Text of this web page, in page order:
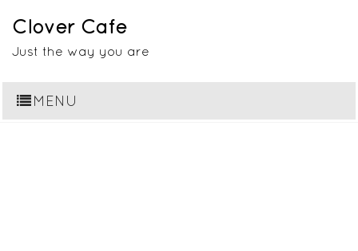
Clover Cafe
Just the way you are
MENU